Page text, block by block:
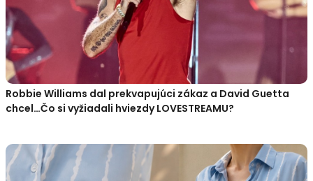
Robbie Williams dal prekvapujúci zákaz a David Guetta
chcel…Čo si vyžiadali hviezdy LOVESTREAMU?